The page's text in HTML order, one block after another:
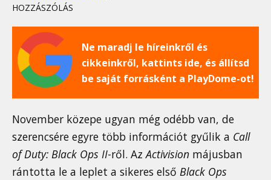
HOZZÁSZÓLÁS
Ne maradj le híreinkről és
cikkeinkről, kattints ide, és állítsd
be saját forrásként a PlayDome-ot!
November közepe ugyan még odébb van, de
szerencsére egyre több információt gyűlik a Call
of Duty: Black Ops II-ről. AzActivision májusban
rántotta le a leplet a sikeres első Black Ops